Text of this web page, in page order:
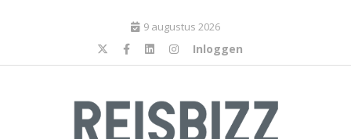
9 augustus 2026
Inloggen